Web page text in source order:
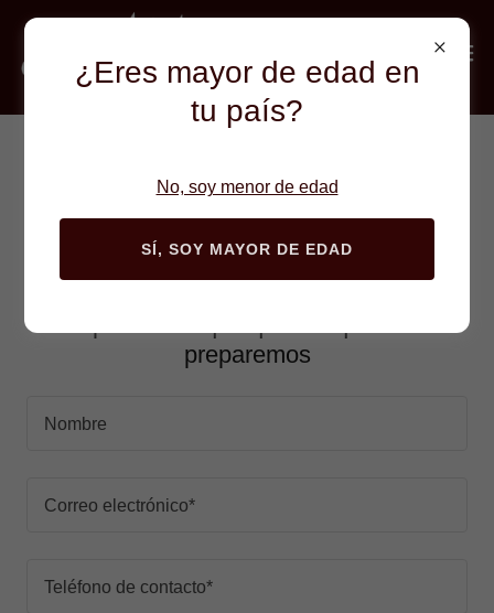
Haz tu pedido
preparemos
Nombre
Correo electrónico*
Teléfono de contacto*
¿Eres mayor de edad en
tu país?
No, soy menor de edad
SÍ, SOY MAYOR DE EDAD